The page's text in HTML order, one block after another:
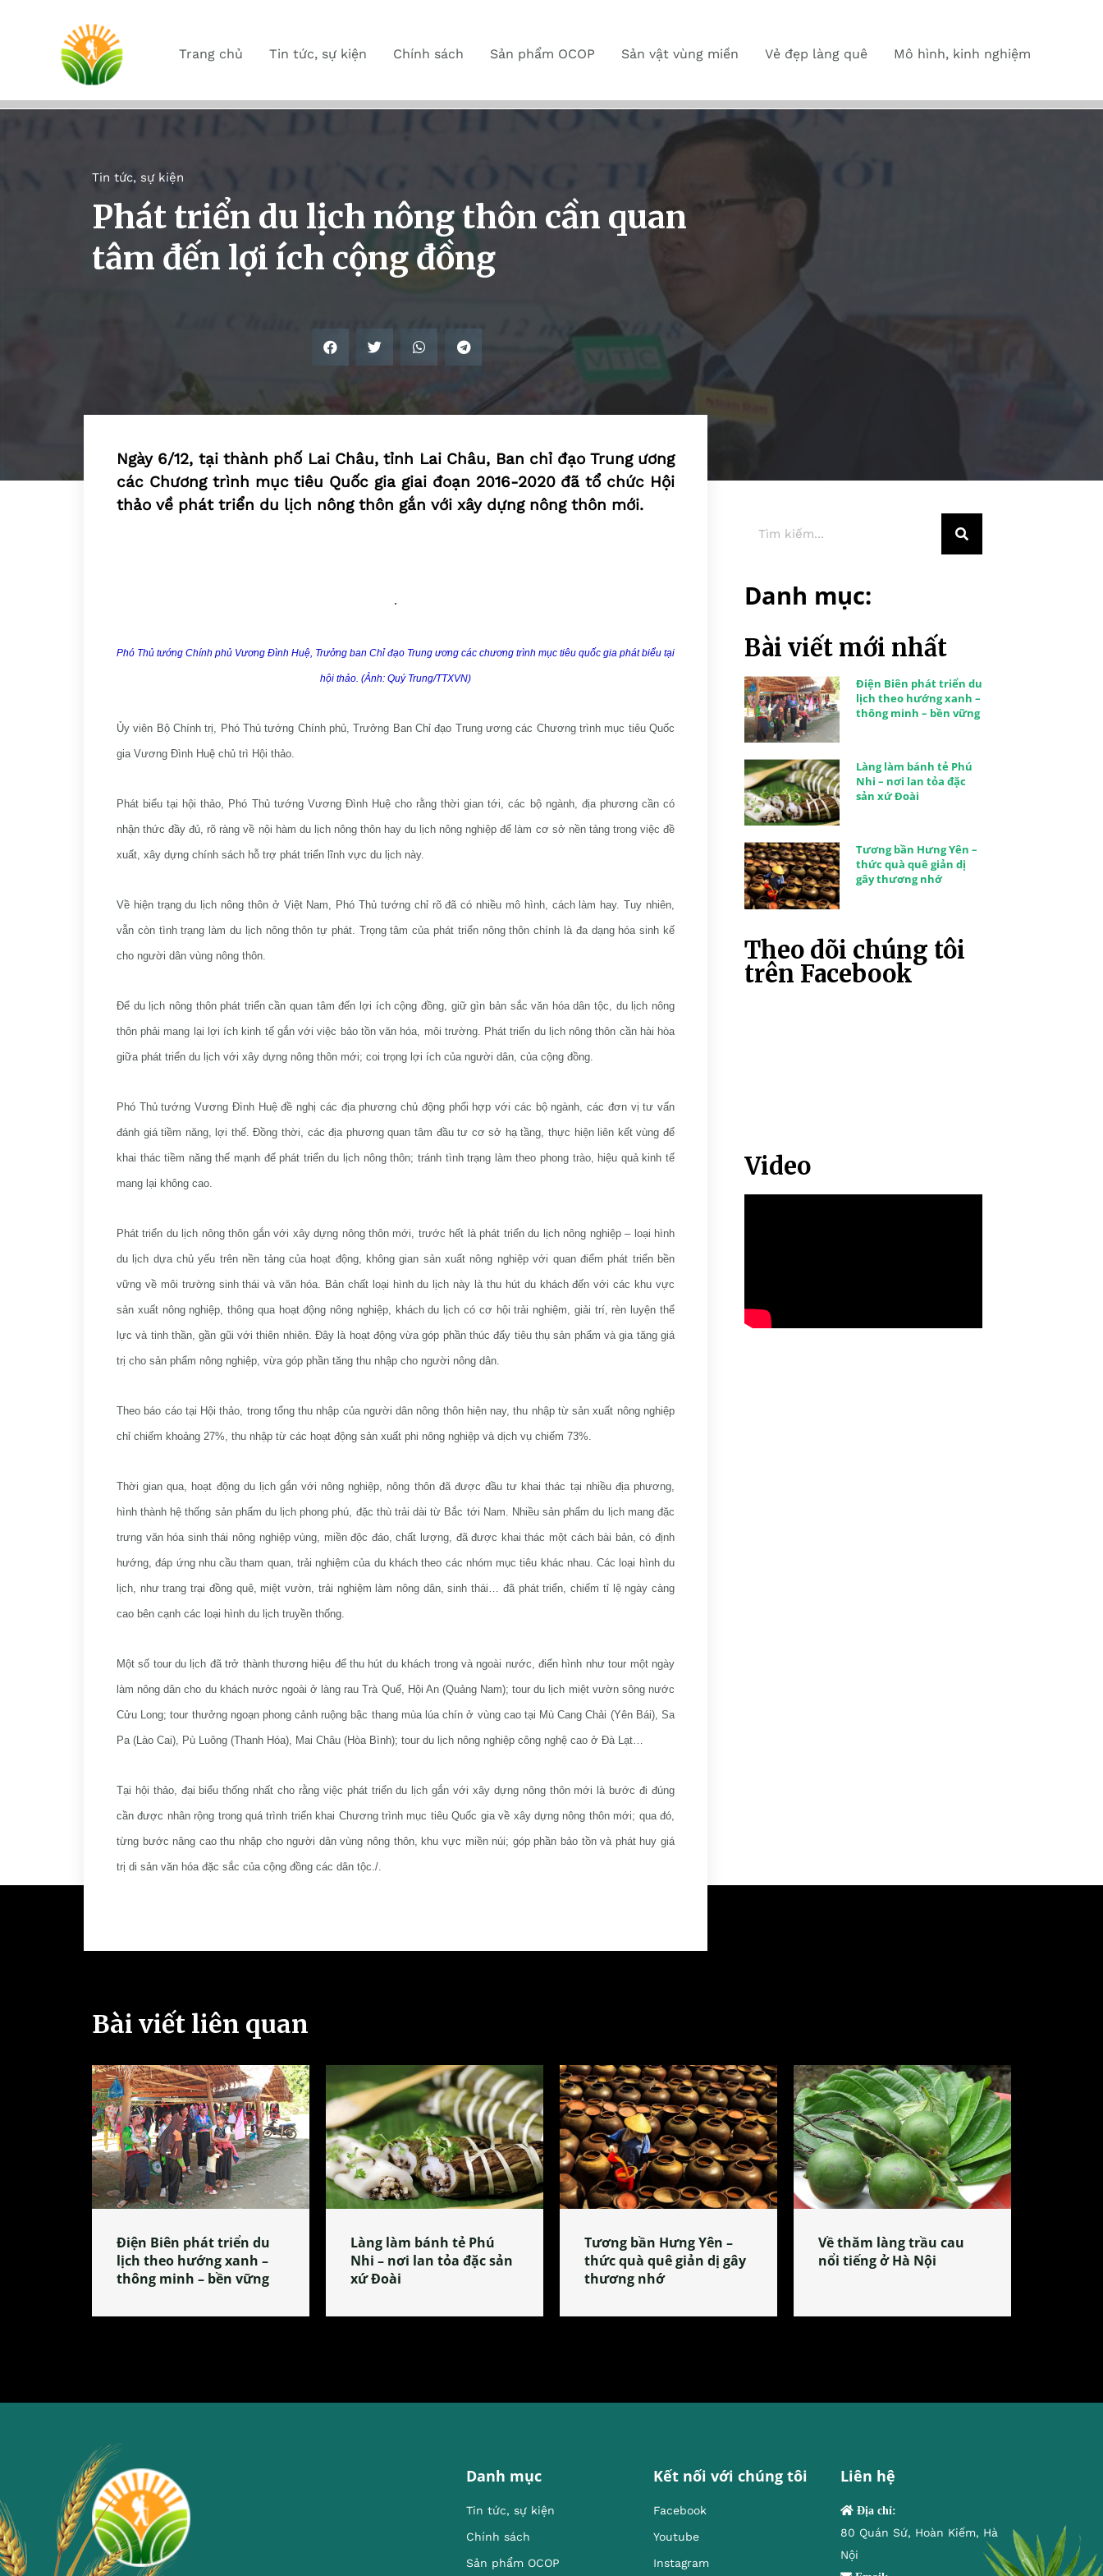
Trang chủ Tin tức, sự kiện Chính sách Sản phẩm OCOP Sản vật vùng miền Vẻ đẹp làng quê Mô hình, kinh nghiệm
Tin tức, sự kiện
Phát triển du lịch nông thôn cần quan
tâm đến lợi ích cộng đồng
Ngày 6/12, tại thành phố Lai Châu, tỉnh Lai Châu, Ban chỉ đạo Trung ương
các Chương trình mục tiêu Quốc gia giai đoạn 2016-2020 đã tổ chức Hội
thảo về phát triển du lịch nông thôn gắn với xây dựng nông thôn mới.
Phó Thủ tướng Chính phủ Vương Đình Huệ, Trưởng ban Chỉ đạo Trung ương các chương trình mục tiêu quốc gia phát biểu tại
hội thảo. (Ảnh: Quý Trung/TTXVN)
Ủy viên Bộ Chính trị, Phó Thủ tướng Chính phủ, Trưởng Ban Chỉ đạo Trung ương các Chương trình mục tiêu Quốc
gia Vương Đình Huệ chủ trì Hội thảo.
Phát biểu tại hội thảo, Phó Thủ tướng Vương Đình Huệ cho rằng thời gian tới, các bộ ngành, địa phương cần có
nhận thức đầy đủ, rõ ràng về nội hàm du lịch nông thôn hay du lịch nông nghiệp để làm cơ sở nền tảng trong việc đề
xuất, xây dựng chính sách hỗ trợ phát triển lĩnh vực du lịch này.
Về hiện trạng du lịch nông thôn ở Việt Nam, Phó Thủ tướng chỉ rõ đã có nhiều mô hình, cách làm hay. Tuy nhiên,
vẫn còn tình trạng làm du lịch nông thôn tự phát. Trọng tâm của phát triển nông thôn chính là đa dạng hóa sinh kế
cho người dân vùng nông thôn.
Để du lịch nông thôn phát triển cần quan tâm đến lợi ích cộng đồng, giữ gìn bản sắc văn hóa dân tộc, du lịch nông
thôn phải mang lại lợi ích kinh tế gắn với việc bảo tồn văn hóa, môi trường. Phát triển du lịch nông thôn cần hài hòa
giữa phát triển du lịch với xây dựng nông thôn mới; coi trọng lợi ích của người dân, của cộng đồng.
Phó Thủ tướng Vương Đình Huệ đề nghị các địa phương chủ động phối hợp với các bộ ngành, các đơn vị tư vấn
đánh giá tiềm năng, lợi thế. Đồng thời, các địa phương quan tâm đầu tư cơ sở hạ tầng, thực hiện liên kết vùng để
khai thác tiềm năng thế mạnh để phát triển du lịch nông thôn; tránh tình trạng làm theo phong trào, hiệu quả kinh tế
mang lại không cao.
Phát triển du lịch nông thôn gắn với xây dựng nông thôn mới, trước hết là phát triển du lịch nông nghiệp – loại hình
du lịch dựa chủ yếu trên nền tảng của hoạt động, không gian sản xuất nông nghiệp với quan điểm phát triển bền
vững về môi trường sinh thái và văn hóa. Bản chất loại hình du lịch này là thu hút du khách đến với các khu vực
sản xuất nông nghiệp, thông qua hoạt động nông nghiệp, khách du lịch có cơ hội trải nghiệm, giải trí, rèn luyện thể
lực và tinh thần, gần gũi với thiên nhiên. Đây là hoạt động vừa góp phần thúc đẩy tiêu thụ sản phẩm và gia tăng giá
trị cho sản phẩm nông nghiệp, vừa góp phần tăng thu nhập cho người nông dân.
Theo báo cáo tại Hội thảo, trong tổng thu nhập của người dân nông thôn hiện nay, thu nhập từ sản xuất nông nghiệp
chỉ chiếm khoảng 27%, thu nhập từ các hoạt động sản xuất phi nông nghiệp và dịch vụ chiếm 73%.
Thời gian qua, hoạt động du lịch gắn với nông nghiệp, nông thôn đã được đầu tư khai thác tại nhiều địa phương,
hình thành hệ thống sản phẩm du lịch phong phú, đặc thù trải dài từ Bắc tới Nam. Nhiều sản phẩm du lịch mang đặc
trưng văn hóa sinh thái nông nghiệp vùng, miền độc đáo, chất lượng, đã được khai thác một cách bài bản, có định
hướng, đáp ứng nhu cầu tham quan, trải nghiệm của du khách theo các nhóm mục tiêu khác nhau. Các loại hình du
lịch, như trang trại đồng quê, miệt vườn, trải nghiệm làm nông dân, sinh thái… đã phát triển, chiếm tỉ lệ ngày càng
cao bên cạnh các loại hình du lịch truyền thống.
Một số tour du lịch đã trở thành thương hiệu để thu hút du khách trong và ngoài nước, điển hình như tour một ngày
làm nông dân cho du khách nước ngoài ở làng rau Trà Quế, Hội An (Quảng Nam); tour du lịch miệt vườn sông nước
Cửu Long; tour thưởng ngoạn phong cảnh ruộng bậc thang mùa lúa chín ở vùng cao tại Mù Cang Chải (Yên Bái), Sa
Pa (Lào Cai), Pù Luông (Thanh Hóa), Mai Châu (Hòa Bình); tour du lịch nông nghiệp công nghệ cao ở Đà Lạt…
Tại hội thảo, đại biểu thống nhất cho rằng việc phát triển du lịch gắn với xây dựng nông thôn mới là bước đi đúng
cần được nhân rộng trong quá trình triển khai Chương trình mục tiêu Quốc gia về xây dựng nông thôn mới; qua đó,
từng bước nâng cao thu nhập cho người dân vùng nông thôn, khu vực miền núi; góp phần bảo tồn và phát huy giá
trị di sản văn hóa đặc sắc của cộng đồng các dân tộc./.
Danh mục:
Bài viết mới nhất
Điện Biên phát triển du
lịch theo hướng xanh –
thông minh – bền vững
Làng làm bánh tẻ Phú
Nhi – nơi lan tỏa đặc
sản xứ Đoài
Tương bần Hưng Yên –
thức quà quê giản dị
gây thương nhớ
Theo dõi chúng tôi
trên Facebook
Video
Bài viết liên quan
Điện Biên phát triển du
lịch theo hướng xanh –
thông minh – bền vững
Làng làm bánh tẻ Phú
Nhi – nơi lan tỏa đặc sản
xứ Đoài
Tương bần Hưng Yên –
thức quà quê giản dị gây
thương nhớ
Về thăm làng trầu cau
nổi tiếng ở Hà Nội
Danh mục
Tin tức, sự kiện
Chính sách
Sản phẩm OCOP
Kết nối với chúng tôi
Facebook
Youtube
Instagram
Liên hệ
Địa chỉ:
80 Quán Sứ, Hoàn Kiếm, Hà
Nội